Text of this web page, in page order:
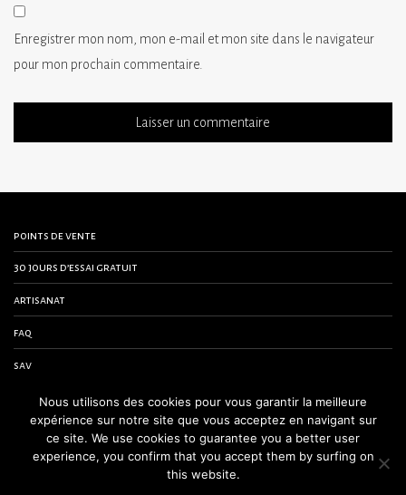
Enregistrer mon nom, mon e-mail et mon site dans le navigateur
pour mon prochain commentaire.
points de vente
30 jours d’essai gratuit
artisanat
faq
sav
contactez-nous
conditions générales de vente
mentions légales
Nous utilisons des cookies pour vous garantir la meilleure
expérience sur notre site que vous acceptez en navigant sur
ce site. We use cookies to guarantee you a better user
experience, you confirm that you accept them by surfing on
this website.